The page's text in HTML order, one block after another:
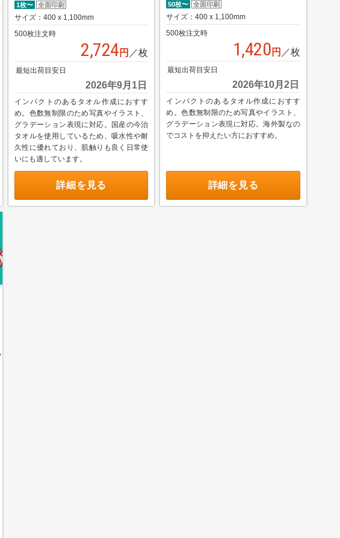
1枚〜 全面印刷
サイズ：400 x 1,100mm
500枚注文時
2,724 円 ／枚
最短出荷目安日
2026年9月1日
インパクトのあるタオル作成におすす
め。色数無制限のため写真やイラスト、
グラデーション表現に対応。国産の今治
タオルを使用しているため、吸水性や耐
久性に優れており、肌触りも良く日常使
いにも適しています。
詳細を見る
50枚〜 全面印刷
サイズ：400 x 1,100mm
500枚注文時
1,420 円 ／枚
最短出荷目安日
2026年10月2日
インパクトのあるタオル作成におすす
め。色数無制限のため写真やイラスト、
グラデーション表現に対応。海外製なの
でコストを抑えたい方におすすめ。
詳細を見る